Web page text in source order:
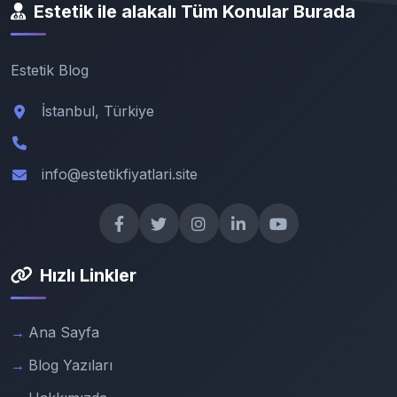
Estetik ile alakalı Tüm Konular Burada
Estetik Blog
İstanbul, Türkiye
info@estetikfiyatlari.site
Hızlı Linkler
Ana Sayfa
Blog Yazıları